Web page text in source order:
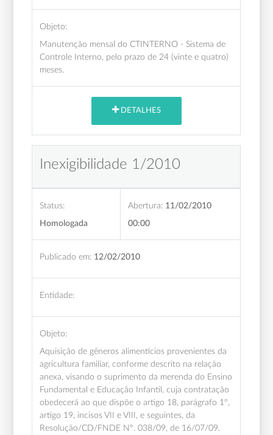
Objeto:
Manutenção mensal do CTINTERNO - Sistema de
Controle Interno, pelo prazo de 24 (vinte e quatro)
meses.
DETALHES
Inexigibilidade 1/2010
Status:
Homologada
Abertura: 11/02/2010
00:00
Publicado em: 12/02/2010
Entidade:
Objeto:
Aquisição de gêneros alimentícios provenientes da
agricultura familiar, conforme descrito na relação
anexa, visando o suprimento da merenda do Ensino
Fundamental e Educação Infantil, cuja contratação
obedecerá ao que dispõe o artigo 18, parágrafo 1º,
artigo 19, incisos VII e VIII, e seguintes, da
Resolução/CD/FNDE Nº. 038/09, de 16/07/09.